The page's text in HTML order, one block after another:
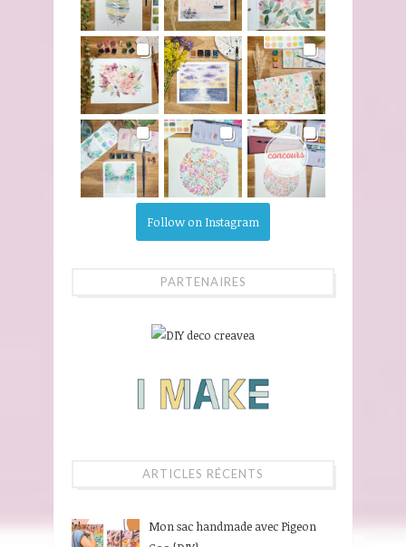
Follow on Instagram
PARTENAIRES
ARTICLES RÉCENTS
Mon sac handmade avec Pigeon